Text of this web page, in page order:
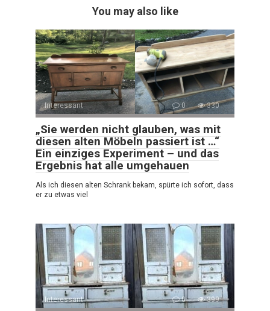
You may also like
Interessant 0 330
„Sie werden nicht glauben, was mit
diesen alten Möbeln passiert ist …“
Ein einziges Experiment – und das
Ergebnis hat alle umgehauen
Als ich diesen alten Schrank bekam, spürte ich sofort, dass
er zu etwas viel
Interessant 0 399